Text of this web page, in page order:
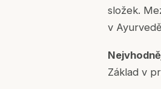
složek.
v
Základ v